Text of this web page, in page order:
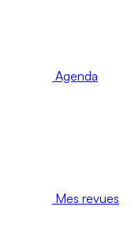
Agenda
Mes revues